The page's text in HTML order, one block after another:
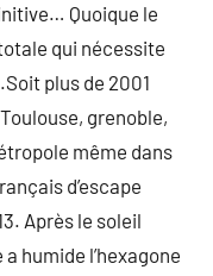
Quoique le
qui nécessite
plus de 2001
grenoble,
même dans
d’escape
Après le soleil
humide l’hexagone